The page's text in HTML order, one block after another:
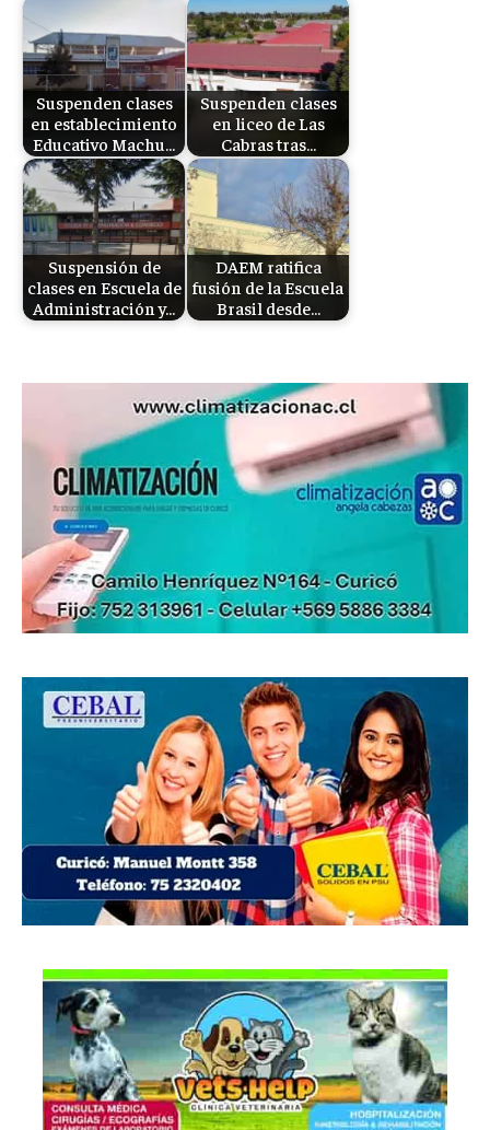
Suspenden clases
en establecimiento
Educativo Machu…
Suspenden clases
en liceo de Las
Cabras tras…
Suspensión de
clases en Escuela de
Administración y…
DAEM ratifica
fusión de la Escuela
Brasil desde…